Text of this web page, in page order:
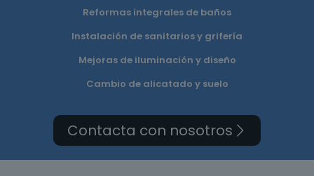
Reformas integrales de baños
Instalación de sanitarios y grifería
Mejoras de iluminación y diseño
Cambio de alicatado y suelo
Contacta con nosotros